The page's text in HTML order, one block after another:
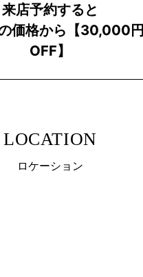
来店予約すると
価格から 【30,000円
OFF】
LOCATION
ロケーション